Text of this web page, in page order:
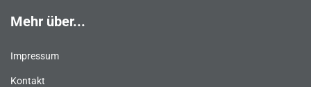
Mehr über...
Impressum
Kontakt